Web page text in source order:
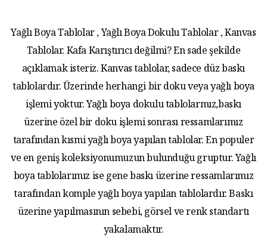
Yağlı Boya Tablolar , Yağlı Boya Dokulu Tablolar , Kanvas
Tablolar. Kafa Karıştırıcı değilmi? En sade şekilde
açıklamak isteriz. Kanvas tablolar, sadece düz baskı
tablolardır. Üzerinde herhangi bir doku veya yağlı boya
işlemi yoktur. Yağlı boya dokulu tablolarmız,baskı
üzerine özel bir doku işlemi sonrası ressamlarımız
tarafından kısmi yağlı boya yapılan tablolar. En populer
ve en geniş koleksiyonumuzun bulunduğu gruptur. Yağlı
boya tablolarımız ise gene baskı üzerine ressamlarımız
tarafından komple yağlı boya yapılan tablolardır. Baskı
üzerine yapılmasının sebebi, görsel ve renk standartı
yakalamaktır.